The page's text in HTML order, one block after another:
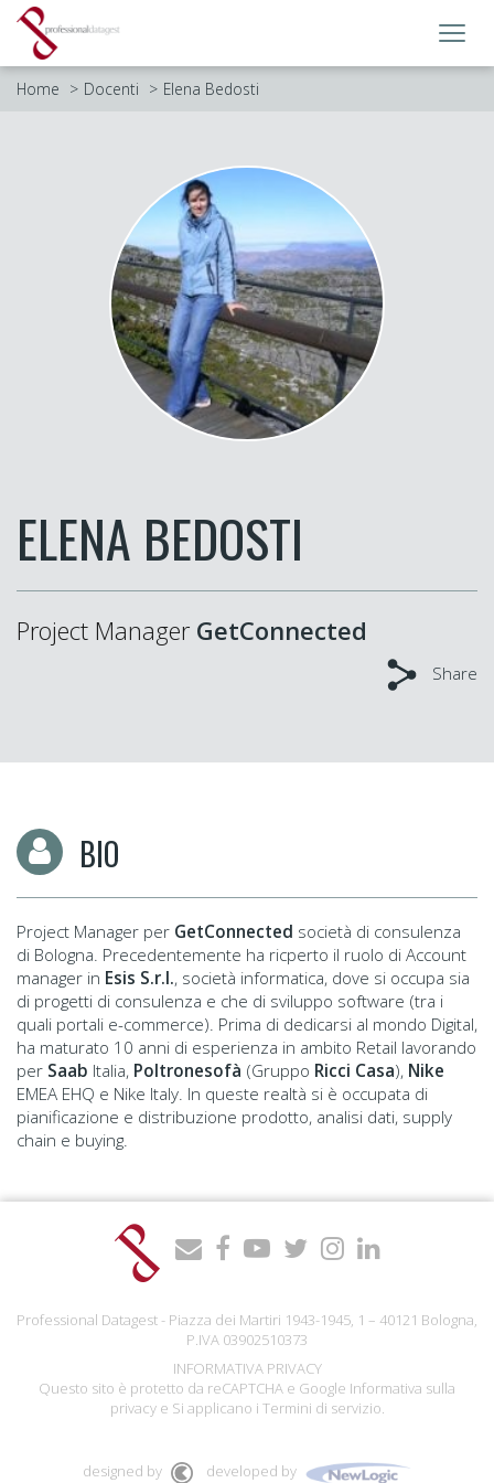
Home Docenti Elena Bedosti
ELENA BEDOSTI
Project Manager GetConnected
Share
BIO
Project Manager per GetConnected società di consulenza
di Bologna. Precedentemente ha ricperto il ruolo di Account
manager in Esis S.r.l., società informatica, dove si occupa sia
di progetti di consulenza e che di sviluppo software (tra i
quali portali e-commerce). Prima di dedicarsi al mondo Digital,
ha maturato 10 anni di esperienza in ambito Retail lavorando
per Saab Italia, Poltronesofà (Gruppo Ricci Casa), Nike
EMEA EHQ e Nike Italy. In queste realtà si è occupata di
pianificazione e distribuzione prodotto, analisi dati, supply
chain e buying.
Professional Datagest - Piazza dei Martiri 1943-1945, 1 – 40121 Bologna,
P.IVA 03902510373
INFORMATIVA PRIVACY
Questo sito è protetto da reCAPTCHA e Google Informativa sulla
privacye Si applicano i Termini di servizio.
designed by developed by